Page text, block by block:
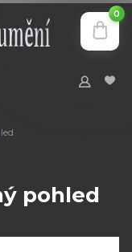
0
pohled